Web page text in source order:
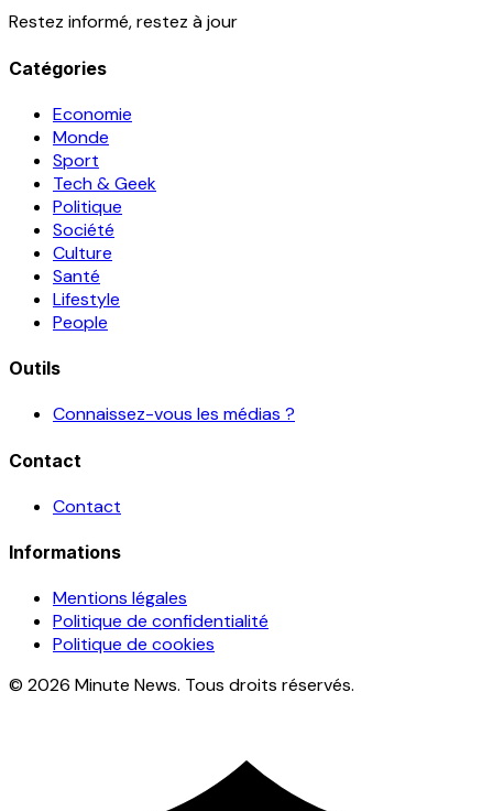
Restez informé, restez à jour
Catégories
Economie
Monde
Sport
Tech & Geek
Politique
Société
Culture
Santé
Lifestyle
People
Outils
Connaissez-vous les médias ?
Contact
Contact
Informations
Mentions légales
Politique de confidentialité
Politique de cookies
© 2026 Minute News. Tous droits réservés.